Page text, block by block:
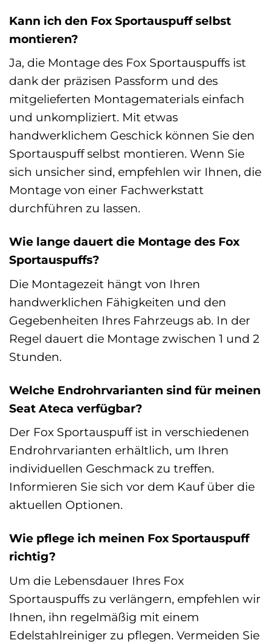
Kann ich den Fox Sportauspuff selbst
montieren?
Ja, die Montage des Fox Sportauspuffs ist
dank der präzisen Passform und des
mitgelieferten Montagematerials einfach
und unkompliziert. Mit etwas
handwerklichem Geschick können Sie den
Sportauspuff selbst montieren. Wenn Sie
sich unsicher sind, empfehlen wir Ihnen, die
Montage von einer Fachwerkstatt
durchführen zu lassen.
Wie lange dauert die Montage des Fox
Sportauspuffs?
Die Montagezeit hängt von Ihren
handwerklichen Fähigkeiten und den
Gegebenheiten Ihres Fahrzeugs ab. In der
Regel dauert die Montage zwischen 1 und 2
Stunden.
Welche Endrohrvarianten sind für meinen
Seat Ateca verfügbar?
Der Fox Sportauspuff ist in verschiedenen
Endrohrvarianten erhältlich, um Ihren
individuellen Geschmack zu treffen.
Informieren Sie sich vor dem Kauf über die
aktuellen Optionen.
Wie pflege ich meinen Fox Sportauspuff
richtig?
Um die Lebensdauer Ihres Fox
Sportauspuffs zu verlängern, empfehlen wir
Ihnen, ihn regelmäßig mit einem
Edelstahlreiniger zu pflegen. Vermeiden Sie